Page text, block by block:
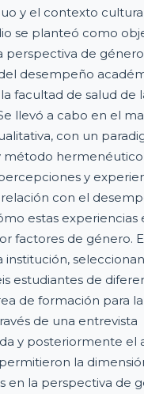
y el contexto
se planteó como
perspectiva de
desempeño
facultad de salud de
llevó a cabo en el
con un
y
con el
estas experiencias
factores de género.
institución,
estudiantes de
de formación para
de una entrevista
y posteriormente el
la
en la perspectiva de